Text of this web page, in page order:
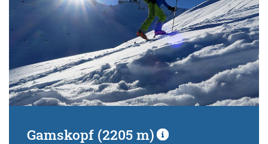
Gamskopf (2205 m)